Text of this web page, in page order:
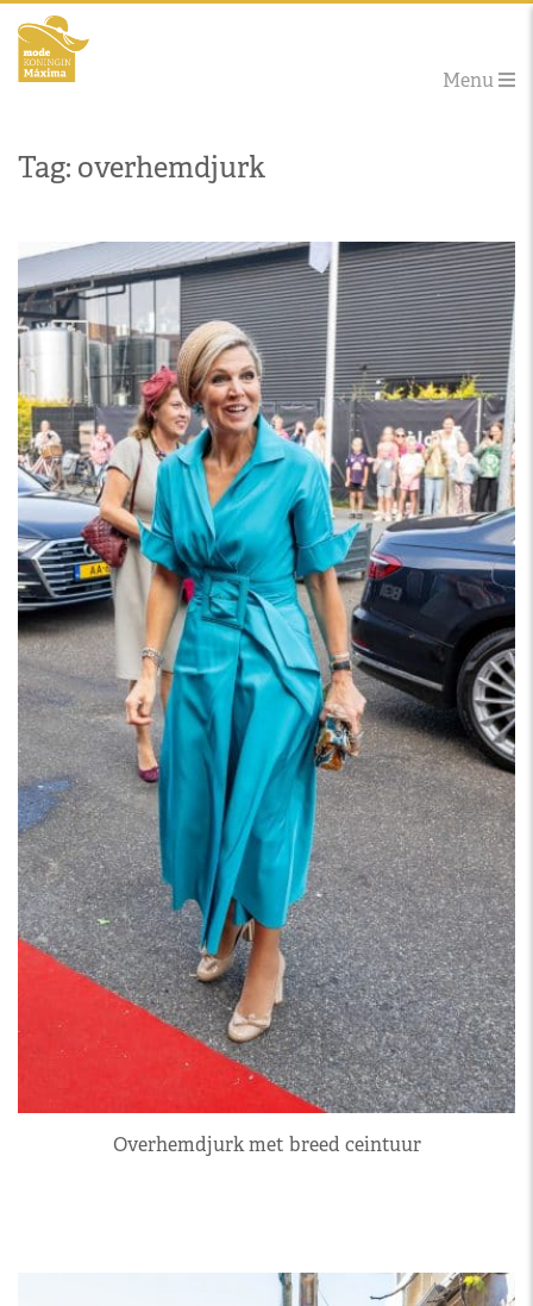
Menu
Tag: overhemdjurk
Overhemdjurk met breed ceintuur